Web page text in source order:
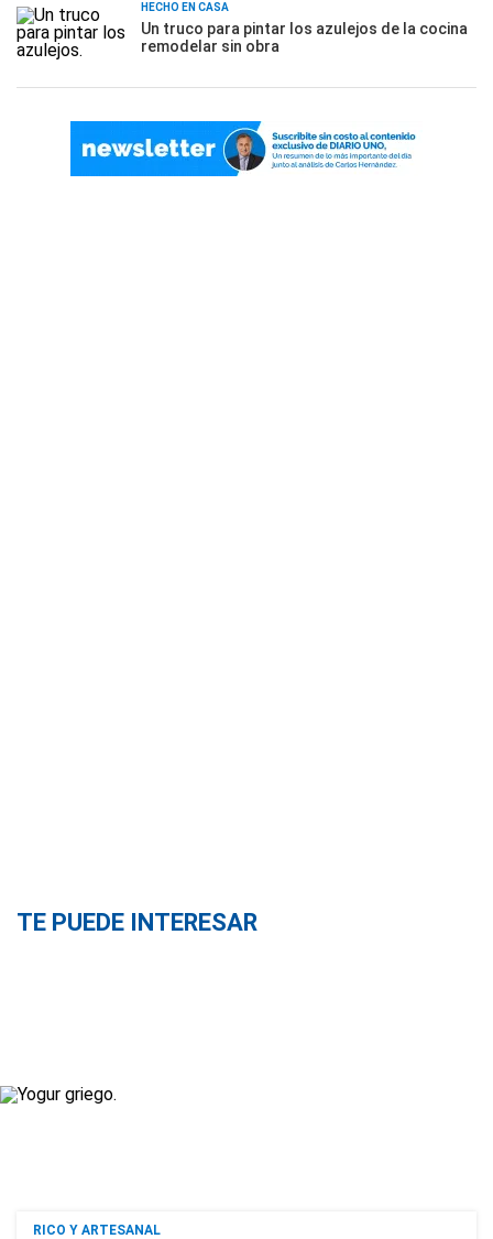
HECHO EN CASA
Un truco para pintar los azulejos de la cocina
remodelar sin obra
TE PUEDE INTERESAR
RICO Y ARTESANAL